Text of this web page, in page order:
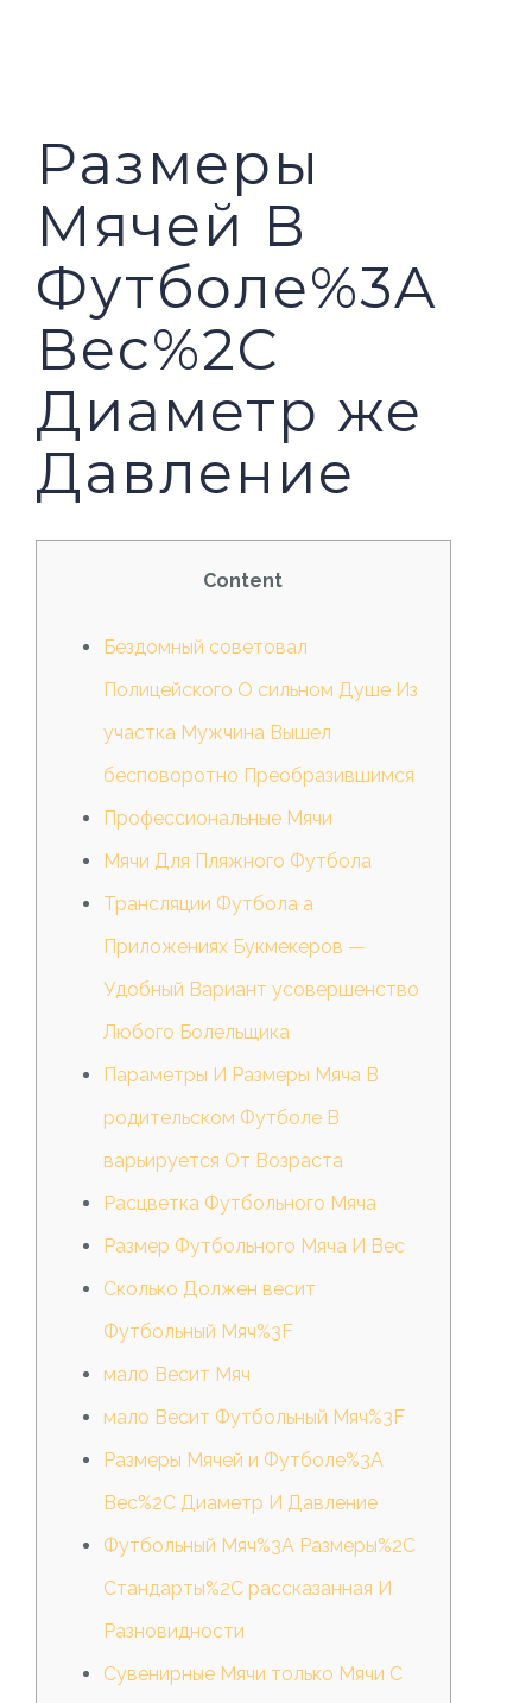
Размеры
Мячей В
Футболе%3A
Вес%2C
Диаметр же
Давление
Content
Бездомный советовал
Полицейского О сильном Душе Из
участка Мужчина Вышел
бесповоротно Преобразившимся
Профессиональные Мячи
Мячи Для Пляжного Футбола
Трансляции Футбола а
Приложениях Букмекеров —
Удобный Вариант усовершенство
Любого Болельщика
Параметры И Размеры Мяча В
родительском Футболе В
варьируется От Возраста
Расцветка Футбольного Мяча
Размер Футбольного Мяча И Вес
Сколько Должен весит
Футбольный Мяч%3F
мало Весит Мяч
мало Весит Футбольный Мяч%3F
Размеры Мячей и Футболе%3A
Вес%2C Диаметр И Давление
Футбольный Мяч%3A Размеры%2C
Стандарты%2C рассказанная И
Разновидности
Сувенирные Мячи только Мячи С